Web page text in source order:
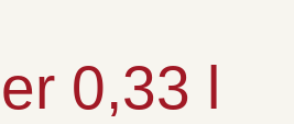
0,33 l